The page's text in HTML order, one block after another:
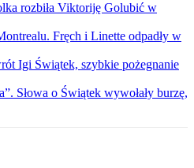
rozbiła Viktoriję Golubić w
Fręch i Linette odpadły w
Igi Świątek, szybkie pożegnanie
Słowa o Świątek wywołały burzę,